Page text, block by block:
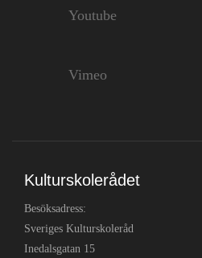
Youtube
Vimeo
Kulturskolerådet
Besöksadress:
Sveriges Kulturskoleråd
Inedalsgatan 15